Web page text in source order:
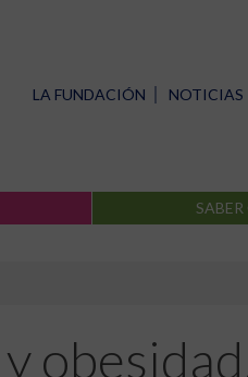
LA FUNDACIÓN NOTICIAS